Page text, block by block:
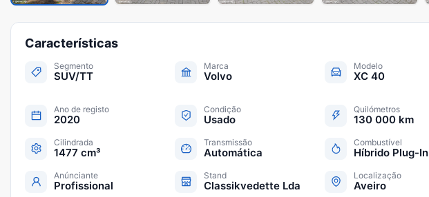
Características
Segmento
SUV/TT
Marca
Volvo
Modelo
XC 40
Ano de registo
2020
Condição
Usado
Quilómetros
130 000 km
Cilindrada
1477 cm³
Transmissão
Automática
Combustível
Híbrido Plug-In
Anúnciante
Profissional
Stand
Classikvedette Lda
Localização
Aveiro